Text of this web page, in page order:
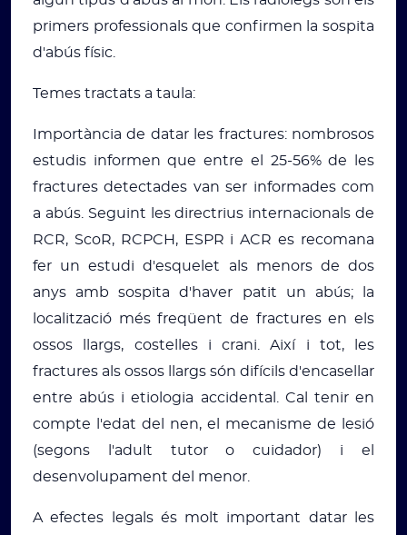
primers professionals que confirmen la sospita
d'abús físic.
Temes tractats a taula:
Importància de datar les fractures: nombrosos
estudis informen que entre el 25-56% de les
fractures detectades van ser informades com
a abús. Seguint les directrius internacionals de
RCR, ScoR, RCPCH, ESPR i ACR es recomana
fer un estudi d'esquelet als menors de dos
anys amb sospita d'haver patit un abús; la
localització més freqüent de fractures en els
ossos llargs, costelles i crani. Així i tot, les
fractures als ossos llargs són difícils d'encasellar
entre abús i etiologia accidental. Cal tenir en
compte l'edat del nen, el mecanisme de lesió
(segons l'adult tutor o cuidador) i el
desenvolupament del menor.
A efectes legals és molt important datar les